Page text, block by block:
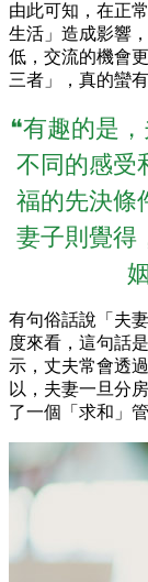
由此可知，在正
生活」造成影響
低，交流的機會
三者」，真的蠻有
❝有趣的是
不同的感受
福的先決條
妻子則覺得
有句俗話說「夫
度來看，這句話
示，丈夫常會透
以，夫妻一旦分
了一個「求和」管